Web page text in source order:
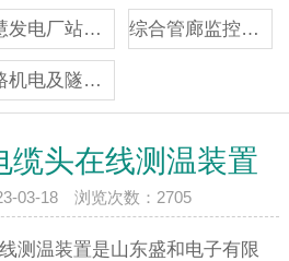
智慧发电厂站监控 综合管廊监控报警
公路机电及隧道监控
缆头在线测温装置
03-18 浏览次数： 2705
测温装置是山东盛和电子有限